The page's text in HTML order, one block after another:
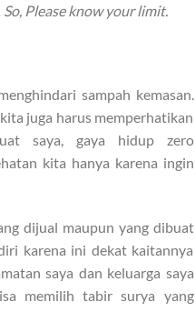
So, Please know your limit.
sampah kemasan.
juga harus memperhatikan
saya, gaya hidup zero
kita hanya karena ingin
dijual maupun yang dibuat
karena ini dekat kaitannya
saya dan keluarga saya
memilih tabir surya yang